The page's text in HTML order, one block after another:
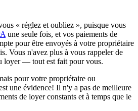
« réglez et oubliez », puisque vous
une seule fois, et vos paiements de
pour être envoyés à votre propriétaire
Vous n'avez plus à vous rappeler de
loyer — tout est fait pour vous.
pour votre propriétaire ou
une évidence! Il n'y a pas de meilleure
de loyer constants et à temps que le